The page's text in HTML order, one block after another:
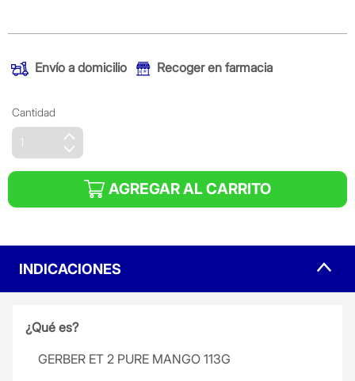
Envío a domicilio Recoger en farmacia
Cantidad
AGREGAR AL CARRITO
INDICACIONES
¿Qué es?
GERBER ET 2 PURE MANGO 113G